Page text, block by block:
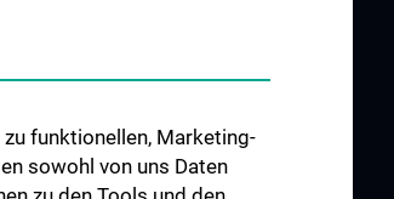
funktionellen, Marketing-
sowohl von uns Daten